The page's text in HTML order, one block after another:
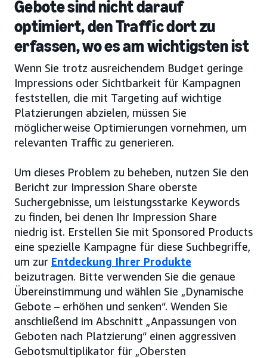
Gebote sind nicht darauf
optimiert, den Traffic dort zu
erfassen, wo es am wichtigsten ist
Wenn Sie trotz ausreichendem Budget geringe
Impressions oder Sichtbarkeit für Kampagnen
feststellen, die mit Targeting auf wichtige
Platzierungen abzielen, müssen Sie
möglicherweise Optimierungen vornehmen, um
relevanten Traffic zu generieren.
Um dieses Problem zu beheben, nutzen Sie den
Bericht zur Impression Share oberste
Suchergebnisse, um leistungsstarke Keywords
zu finden, bei denen Ihr Impression Share
niedrig ist. Erstellen Sie mit Sponsored Products
eine spezielle Kampagne für diese Suchbegriffe,
um zur Entdeckung Ihrer Produkte
beizutragen. Bitte verwenden Sie die genaue
Übereinstimmung und wählen Sie „Dynamische
Gebote – erhöhen und senken“. Wenden Sie
anschließend im Abschnitt „Anpassungen von
Geboten nach Platzierung“ einen aggressiven
Gebotsmultiplikator für „Obersten